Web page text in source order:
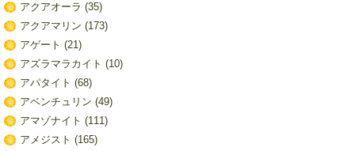
アクアオーラ (35)
アクアマリン (173)
アゲート (21)
アズラマラカイト (10)
アパタイト (68)
アベンチュリン (49)
アマゾナイト (111)
アメジスト (165)